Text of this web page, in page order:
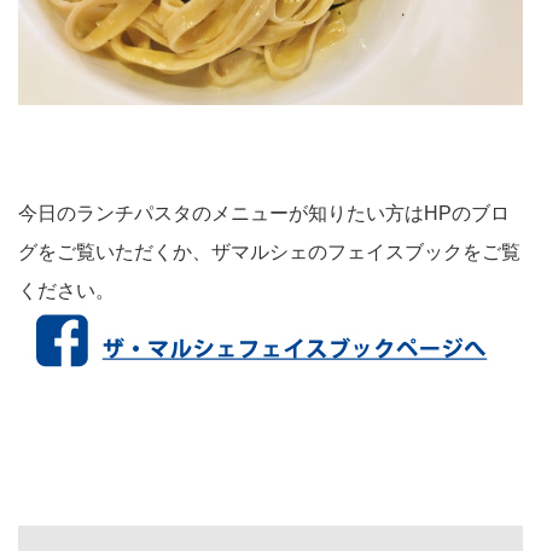
今日のランチパスタのメニューが知りたい方はHPのブロ
グをご覧いただくか、ザマルシェのフェイスブックをご覧
ください。